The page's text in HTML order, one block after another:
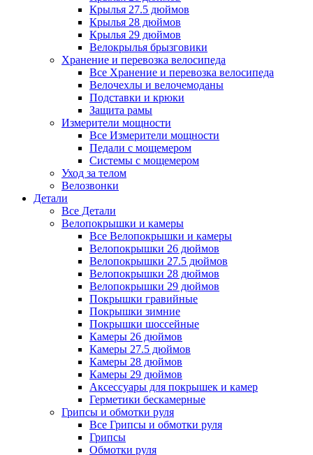
Крылья 27.5 дюймов
Крылья 28 дюймов
Крылья 29 дюймов
Велокрылья брызговики
Хранение и перевозка велосипеда
Все Хранение и перевозка велосипеда
Велочехлы и велочемоданы
Подставки и крюки
Защита рамы
Измерители мощности
Все Измерители мощности
Педали с мощемером
Системы с мощемером
Уход за телом
Велозвонки
Детали
Все Детали
Велопокрышки и камеры
Все Велопокрышки и камеры
Велопокрышки 26 дюймов
Велопокрышки 27.5 дюймов
Велопокрышки 28 дюймов
Велопокрышки 29 дюймов
Покрышки гравийные
Покрышки зимние
Покрышки шоссейные
Камеры 26 дюймов
Камеры 27.5 дюймов
Камеры 28 дюймов
Камеры 29 дюймов
Аксессуары для покрышек и камер
Герметики бескамерные
Грипсы и обмотки руля
Все Грипсы и обмотки руля
Грипсы
Обмотки руля